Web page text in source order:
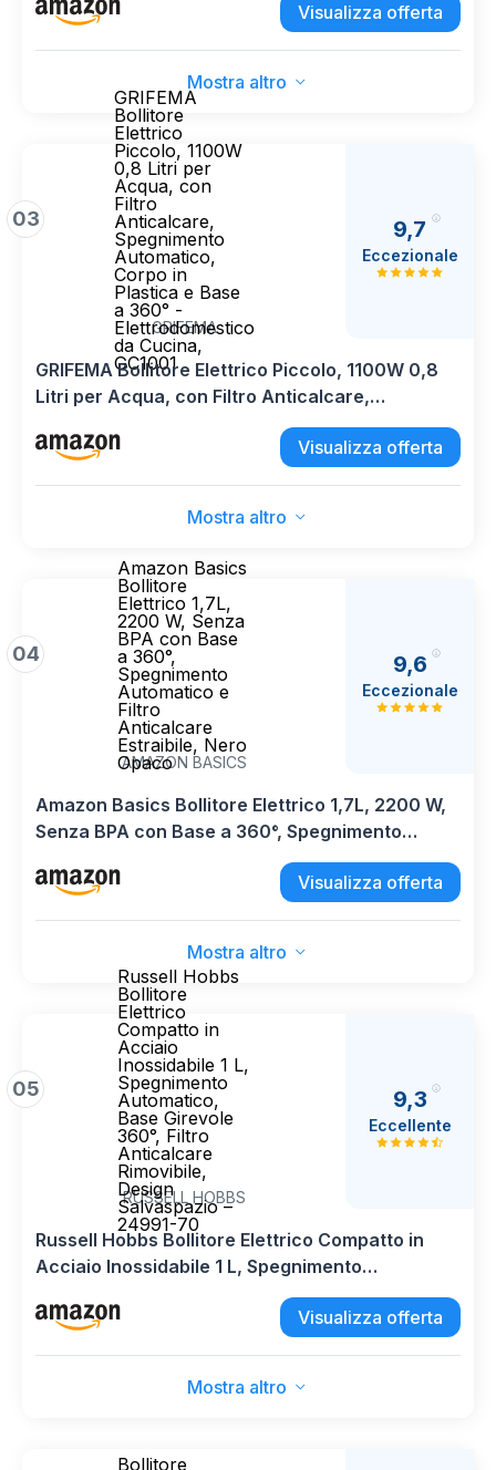
Argento-Nero
Visualizza offerta
Mostra altro
03
GRIFEMA
Bollitore
Elettrico
Piccolo, 1100W
0,8 Litri per
Acqua, con
Filtro
Anticalcare,
Spegnimento
Automatico,
Corpo in
Plastica e Base
a 360° -
Elettrodomestico
da Cucina,
GC1001​
GRIFEMA
9,7
Eccezionale
GRIFEMA Bollitore Elettrico Piccolo, 1100W 0,8
Litri per Acqua, con Filtro Anticalcare,
Spegnimento Automatico, Corpo in Plastica e
Base a 360° - Elettrodomestico da Cucina,
Visualizza offerta
Mostra altro
04
Amazon Basics
Bollitore
Elettrico 1,7L,
2200 W, Senza
BPA con Base
a 360°,
Spegnimento
Automatico e
Filtro
Anticalcare
Estraibile, Nero
Opaco
AMAZON BASICS
9,6
Eccezionale
Amazon Basics Bollitore Elettrico 1,7L, 2200 W,
Senza BPA con Base a 360°, Spegnimento
Automatico e Filtro Anticalcare Estraibile, Nero
Opaco
Visualizza offerta
Mostra altro
05
Russell Hobbs
Bollitore
Elettrico
Compatto in
Acciaio
Inossidabile 1 L,
Spegnimento
Automatico,
Base Girevole
360°, Filtro
Anticalcare
Rimovibile,
Design
Salvaspazio –
24991-70
RUSSELL HOBBS
9,3
Eccellente
Russell Hobbs Bollitore Elettrico Compatto in
Acciaio Inossidabile 1 L, Spegnimento
Automatico, Base Girevole 360°, Filtro
Anticalcare Rimovibile, Design Salvaspazio –
Visualizza offerta
Mostra altro
Bollitore